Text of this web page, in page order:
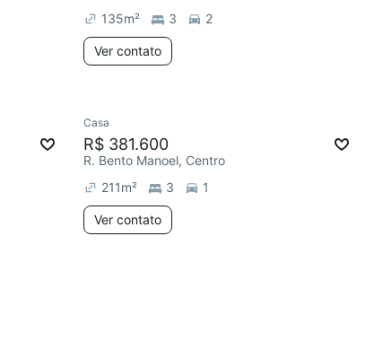
135m² 3 2
Ver contato
Casa
R$ 381.600
R. Bento Manoel, Centro
211m² 3 1
Ver contato